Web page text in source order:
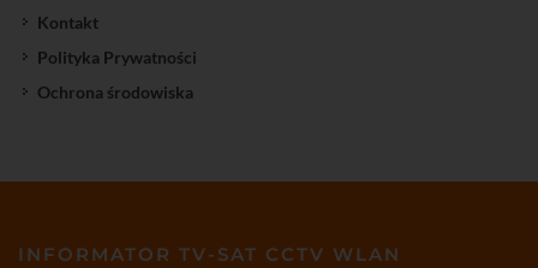
Kontakt
Polityka Prywatności
Ochrona środowiska
INFORMATOR TV-SAT CCTV WLAN